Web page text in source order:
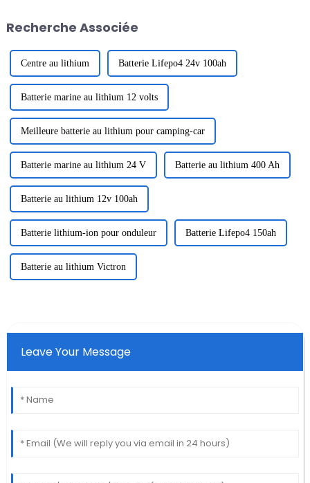
en batteries efficaces et
Recherche Associée
Centre au lithium Batterie Lifepo4 24v 100ah
Batterie marine au lithium 12 volts
Meilleure batterie au lithium pour camping-car
Batterie marine au lithium 24 V Batterie au lithium 400 Ah
Batterie au lithium 12v 100ah
Batterie lithium-ion pour onduleur Batterie Lifepo4 150ah
Batterie au lithium Victron
Leave Your Message